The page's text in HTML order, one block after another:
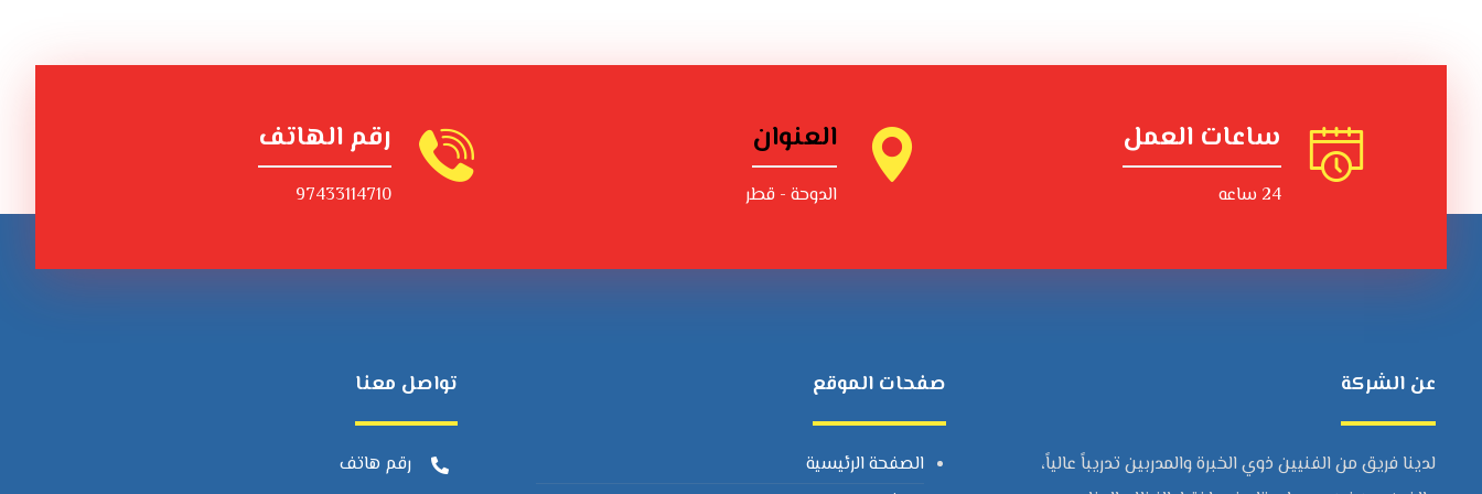
رقم الهاتف
97433114710
العنوان
الدوحة - قطر
ساعات العمل
24 ساعه
عن الشركة
لدينا فريق من الفنيين ذوي الخبرة والمدربين تدريباً عالياً،
صفحات الموقع
الصفحة الرئيسية
تواصل معنا
رقم هاتف